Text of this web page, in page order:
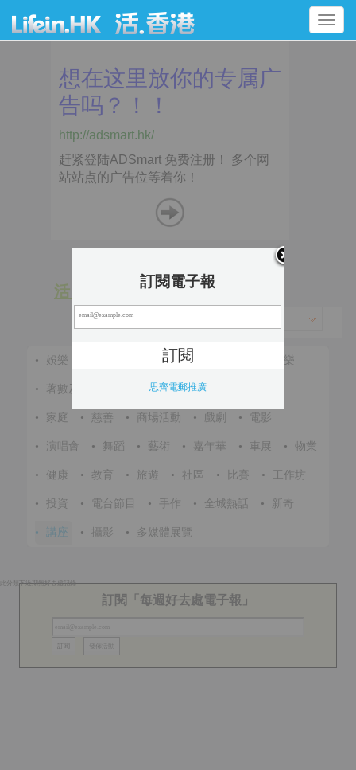
Toggle
navigation
活 動
• 娛樂 • 節慶 音樂
• 著數及優惠 • 體育 •
• 家庭 • 慈善 • 商場活動 • 戲劇 • 電影
• 演唱會 • 舞蹈 • 藝術 • 嘉年華 • 車展 • 物業
• 健康 • 教育 • 旅遊 • 社區 • 比賽 • 工作坊
• 投資 • 電台節目 • 手作 • 全城熱話 • 新奇
• 講座 • 攝影 • 多媒體展覽
此分類下近期無好去處記錄
訂閱「每週好去處電子報」
訂閱電子報
思齊電郵推廣